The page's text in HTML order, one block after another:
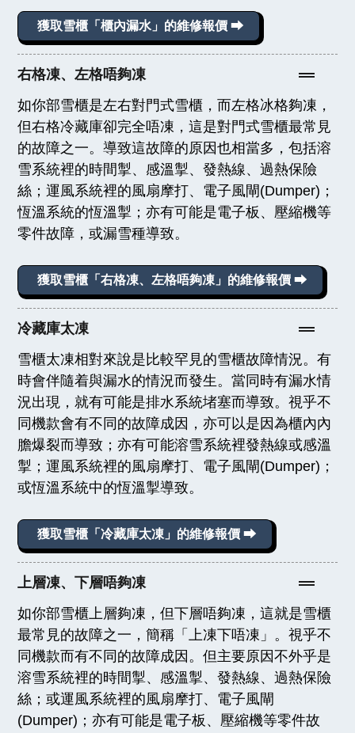
獲取雪櫃「櫃內漏水」的維修報價 ⮕
右格凍、左格唔夠凍
如你部雪櫃是左右對門式雪櫃，而左格冰格夠凍，
但右格冷藏庫卻完全唔凍，這是對門式雪櫃最常見
的故障之一。導致這故障的原因也相當多，包括溶
雪系統裡的時間掣、感溫掣、發熱線、過熱保險
絲；運風系統裡的風扇摩打、電子風閘(Dumper)；
恆溫系統的恆溫掣；亦有可能是電子板、壓縮機等
零件故障，或漏雪種導致。
獲取雪櫃「右格凍、左格唔夠凍」的維修報價 ⮕
冷藏庫太凍
雪櫃太凍相對來說是比較罕見的雪櫃故障情況。有
時會伴隨着與漏水的情況而發生。當同時有漏水情
況出現，就有可能是排水系統堵塞而導致。視乎不
同機款會有不同的故障成因，亦可以是因為櫃內內
膽爆裂而導致；亦有可能溶雪系統裡發熱線或感溫
掣；運風系統裡的風扇摩打、電子風閘(Dumper)；
或恆溫系統中的恆溫掣導致。
獲取雪櫃「冷藏庫太凍」的維修報價 ⮕
上層凍、下層唔夠凍
如你部雪櫃上層夠凍，但下層唔夠凍，這就是雪櫃
最常見的故障之一，簡稱「上凍下唔凍」。視乎不
同機款而有不同的故障成因。但主要原因不外乎是
溶雪系統裡的時間掣、感溫掣、發熱線、過熱保險
絲；或運風系統裡的風扇摩打、電子風閘
(Dumper)；亦有可能是電子板、壓縮機等零件故